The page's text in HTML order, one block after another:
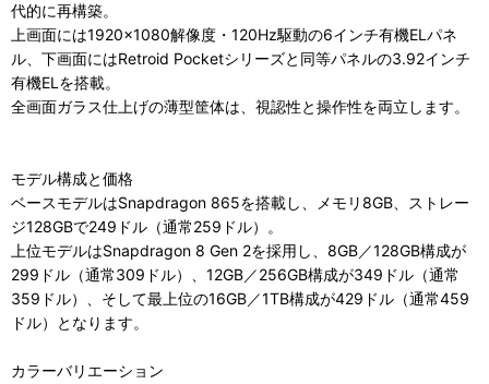
代的に再構築。
上画面には1920×1080解像度・120Hz駆動の6インチ有機ELパネ
ル、下画面にはRetroid Pocketシリーズと同等パネルの3.92インチ
有機ELを搭載。
全画面ガラス仕上げの薄型筐体は、視認性と操作性を両立します。
モデル構成と価格
ベースモデルはSnapdragon 865を搭載し、メモリ8GB、ストレー
ジ128GBで249ドル（通常259ドル）。
上位モデルはSnapdragon 8 Gen 2を採用し、8GB／128GB構成が
299ドル（通常309ドル）、12GB／256GB構成が349ドル（通常
359ドル）、そして最上位の16GB／1TB構成が429ドル（通常459
ドル）となります。
カラーバリエーション